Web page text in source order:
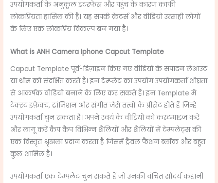
उपयोगकर्ता के अनुकूल इंटरफेस और पहुंच के कारण काफी
लोकप्रियता हासिल की है। यह संपर्क क्रेटर्स और वीडियो उत्साही लोगों
के लिए एक लोकप्रिय विकल्प बन गया है।
What is ANH Camera Iphone Capcut Template
Capcut Template पूर्व-डिज़ाइन किए गए वीडियो के संपादन लेआउट
या थीम को संदर्भित करते हैं। इन टेम्प्लेट का उपयोग उपयोगकर्ता शीघ्रता
से आकर्षक वीडियो बनाने के लिए कर सकते हैं। इन Template में
टेक्स्ट इफ़ेक्ट, ट्रांज़िशन और संगीत जैसे तत्वों के प्रीसेट होते हैं जिन्हें
उपयोगकर्ता चुन सकता है। अपने स्वयं के वीडियो को कस्टमाइज़ करें
और लागू करें कैप कैप विभिन्न शैलियों और शैलियों में टेम्पलेट्स की
एक विस्तृत श्रृंखला प्रदान करता है जिसमें ट्रैवल फैशन ब्लॉक और बहुत
कुछ शामिल है।
उपयोगकर्ता एक टेम्पलेट चुन सकते हैं जो उनकी वंचित सौंदर्य कहानी